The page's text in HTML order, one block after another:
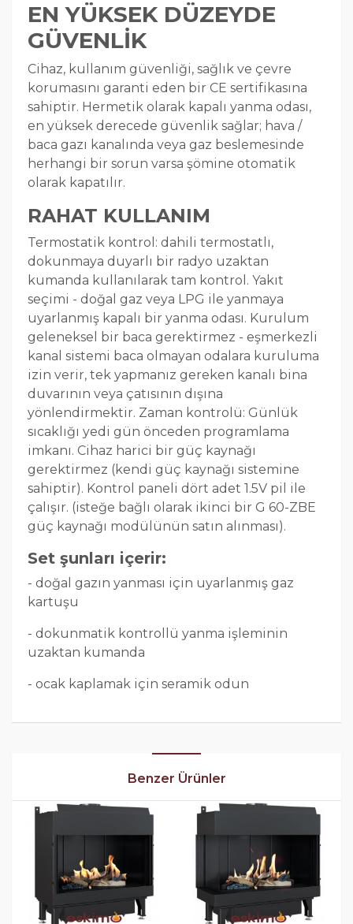
EN YÜKSEK DÜZEYDE
GÜVENLİK
Cihaz, kullanım güvenliği, sağlık ve çevre
korumasını garanti eden bir CE sertifikasına
sahiptir. Hermetik olarak kapalı yanma odası,
en yüksek derecede güvenlik sağlar; hava /
baca gazı kanalında veya gaz beslemesinde
herhangi bir sorun varsa şömine otomatik
olarak kapatılır.
RAHAT KULLANIM
Termostatik kontrol: dahili termostatlı,
dokunmaya duyarlı bir radyo uzaktan
kumanda kullanılarak tam kontrol. Yakıt
seçimi - doğal gaz veya LPG ile yanmaya
uyarlanmış kapalı bir yanma odası. Kurulum
geleneksel bir baca gerektirmez - eşmerkezli
kanal sistemi baca olmayan odalara kuruluma
izin verir, tek yapmanız gereken kanalı bina
duvarının veya çatısının dışına
yönlendirmektir. Zaman kontrolü: Günlük
sıcaklığı yedi gün önceden programlama
imkanı. Cihaz harici bir güç kaynağı
gerektirmez (kendi güç kaynağı sistemine
sahiptir). Kontrol paneli dört adet 1.5V pil ile
çalışır. (isteğe bağlı olarak ikinci bir G 60-ZBE
güç kaynağı modülünün satın alınması).
Set şunları içerir:
- doğal gazın yanması için uyarlanmış gaz
kartuşu
- dokunmatik kontrollü yanma işleminin
uzaktan kumanda
- ocak kaplamak için seramik odun
Benzer Ürünler